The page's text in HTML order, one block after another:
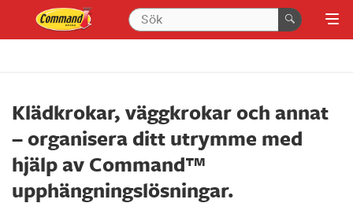
Klädkrokar, väggkrokar och annat
– organisera ditt utrymme med
hjälp av Command™
upphängningslösningar.